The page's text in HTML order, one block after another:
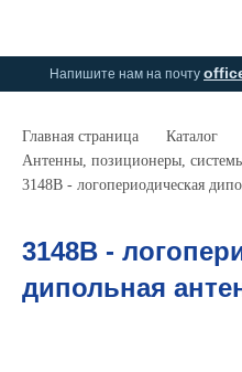
Напишите нам на почту
Главная страница
Каталог
Антенны, позиционеры,
3148B - логопериодическая
3148B -
дипольная